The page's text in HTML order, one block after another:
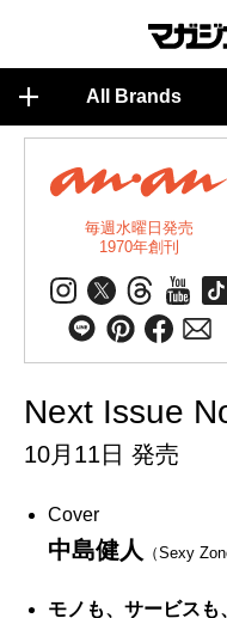
All Brands
毎週水曜日発売
1970年創刊
Next Issue
10月11日 発売
Cover
中島健人 （Sexy
モノも、サービスも